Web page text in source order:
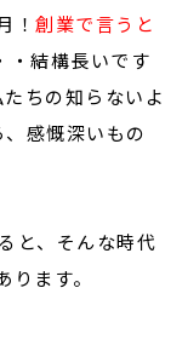
！創業で言うと
・結構長いです
ちの知らないよ
感慨深いもの
と、そんな時代
ます。